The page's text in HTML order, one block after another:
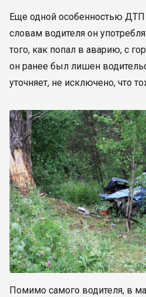
Еще одной особенностью ДТП
словам водителя он
того, как попал в аварию, с
он ранее был лишен
уточняет, не исключено, что
Помимо самого водителя, в